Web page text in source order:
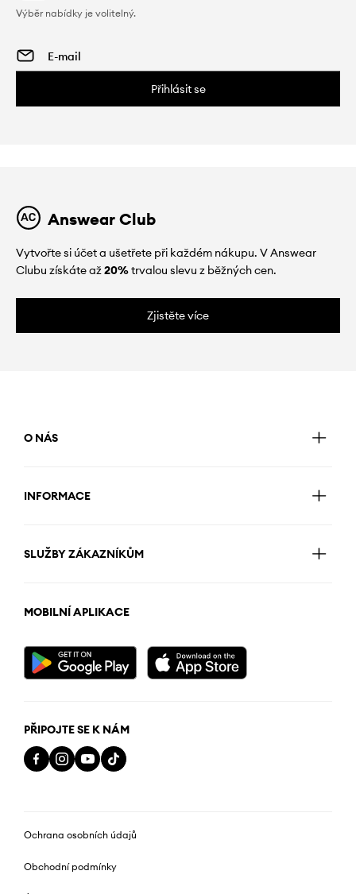
Výběr nabídky je volitelný.
Přihlásit se
Answear Club
Vytvořte si účet a ušetřete při každém nákupu. V Answear
Clubu získáte až20%trvalou slevu z běžných cen.
Zjistěte více
O NÁS
INFORMACE
SLUŽBY ZÁKAZNÍKŮM
MOBILNÍ APLIKACE
PŘIPOJTE SE K NÁM
Ochrana osobních údajů
Obchodní podmínky